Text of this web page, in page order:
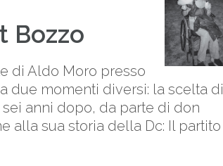
Bozzo
di Aldo Moro presso
due momenti diversi: la scelta di
anni dopo, da parte di don
alla sua storia della Dc: Il partito